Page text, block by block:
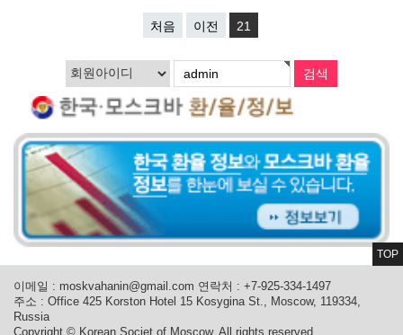
처음 이전 21
이메일 : moskvahanin@gmail.com 연락처 : +7-925-334-1497
주소 : Office 425 Korston Hotel 15 Kosygina St., Moscow, 119334,
Russia
TOP